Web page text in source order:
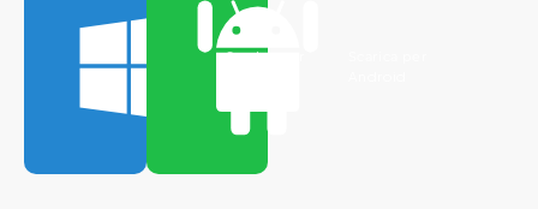
Scarica per